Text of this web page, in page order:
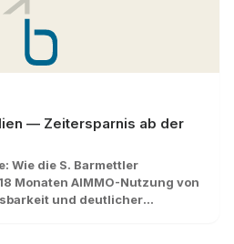
— Zeitersparnis ab der
Wie die S. Barmettler
Monaten AIMMO-Nutzung von
und deutlicher